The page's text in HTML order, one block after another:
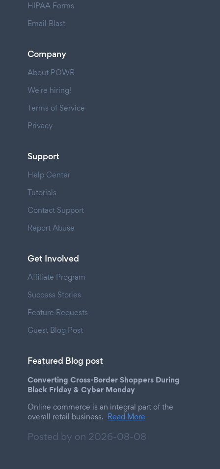
HIPAA Forms
Email Blast
Company
About POWR
We're hiring!
Terms of Service
Privacy
Support
Help Center
Tutorials
Contact Support
Report Abuse
Get Involved
Affiliate Program
Success Stories
Feature Requests
Guest Blog Post
Featured Blog post
Converting Cross-Border Shoppers During
Black Friday & Cyber Monday
Online commerce is an integral part of the
overall retail business. Read More
Posted by on 2026-08-08